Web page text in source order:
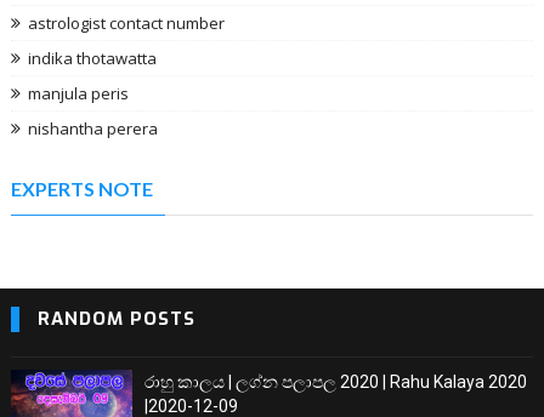
astrologist contact number
indika thotawatta
manjula peris
nishantha perera
EXPERTS NOTE
RANDOM POSTS
රාහු කාලය | ලග්න පලාපල 2020 | Rahu Kalaya 2020
|2020-12-09